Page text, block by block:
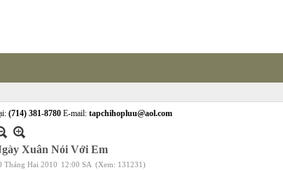
(714) 381-8780 E-mail: tapchihopluu@aol.com
Xuân Nói Với Em
Tháng Hai 2010 12:00 SA (Xem: 131231)